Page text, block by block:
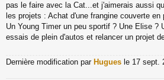
pas le faire avec la Cat...et j'aimerais aussi
les projets : Achat d'une frangine couverte
Un Young Timer un peu sportif ? Une Elise ?
essais de plein d'autos et relancer un projet
Dernière modification par Hugues le 17 sept.